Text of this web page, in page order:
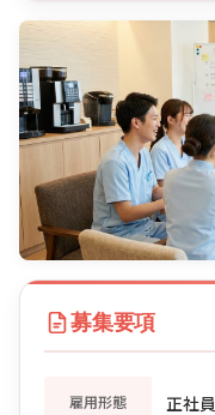
募集要項
雇用形態 正社員